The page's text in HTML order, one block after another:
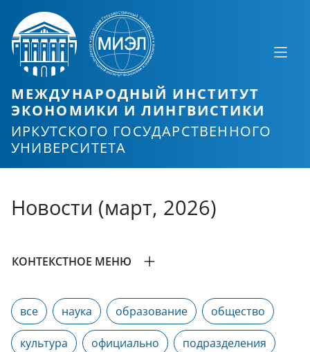
МЕЖДУНАРОДНЫЙ ИНСТИТУТ
ЭКОНОМИКИ И ЛИНГВИСТИКИ
ИРКУТСКОГО ГОСУДАРСТВЕННОГО
УНИВЕРСИТЕТА
Новости (март, 2026)
КОНТЕКСТНОЕ МЕНЮ
все наука образование общество
культура официально подразделения